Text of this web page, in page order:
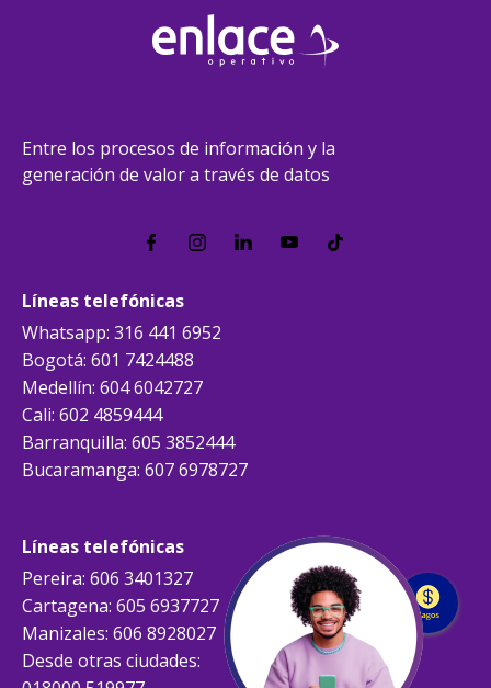
Entre los procesos de información y la
generación de valor a través de datos
Líneas telefónicas
Whatsapp: 316 441 6952
Bogotá: 601 7424488
Medellín: 604 6042727
Cali: 602 4859444
Barranquilla: 605 3852444
Bucaramanga: 607 6978727
Líneas telefónicas
Pereira: 606 3401327
Cartagena: 605 6937727
Manizales: 606 8928027
Desde otras ciudades: